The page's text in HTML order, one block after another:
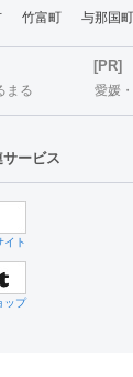
竹富町 与那国町
まる
[PR]
愛媛
ービス
イト
ップ